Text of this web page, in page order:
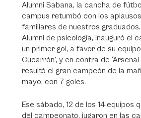
Alumni Sabana, la cancha de
campus retumbó con los
familiares de nuestros graduados.
Alumni de psicología, inauguró el
un primer gol, a favor de su
Cucarrón’, y en contra de ‘Arsenal
resultó el gran campeón de la
mayo, con 7 goles.
Ese sábado, 12 de los 14 equipos
del campeonato, jugaron en las